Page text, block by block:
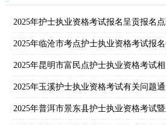
2025年护士执业资格考试报名呈贡报名
2025年临沧市考点护士执业资格考试报
2025年昆明市富民点护士执业资格考试
2025年玉溪护士执业资格考试有关问题